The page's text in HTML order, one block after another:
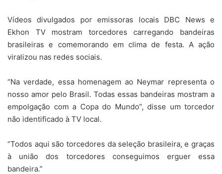
Vídeos divulgados por emissoras locais DBC News e
Ekhon TV mostram torcedores carregando bandeiras
brasileiras e comemorando em clima de festa. A ação
viralizou nas redes sociais.
“Na verdade, essa homenagem ao Neymar representa o
nosso amor pelo Brasil. Todas essas bandeiras mostram a
empolgação com a Copa do Mundo”, disse um torcedor
não identificado à TV local.
“Todos aqui são torcedores da seleção brasileira, e graças
à união dos torcedores conseguimos erguer essa
bandeira.”